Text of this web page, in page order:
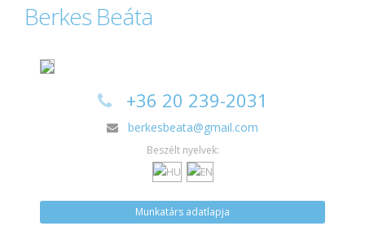
Berkes Beáta
+36 20 239-2031
berkesbeata@gmail.com
Beszélt nyelvek:
Munkatárs adatlapja